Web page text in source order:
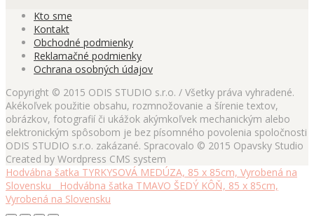
Kto sme
Kontakt
Obchodné podmienky
Reklamačné podmienky
Ochrana osobných údajov
Copyright © 2015 ODIS STUDIO s.r.o. / Všetky práva vyhradené.
Akékoľvek použitie obsahu, rozmnožovanie a šírenie textov,
obrázkov, fotografií či ukážok akýmkoľvek mechanickým alebo
elektronickým spôsobom je bez písomného povolenia spoločnosti
ODIS STUDIO s.r.o. zakázané. Spracovalo © 2015 Opavsky Studio
Created by Wordpress CMS system
Hodvábna šatka TYRKYSOVÁ MEDÚZA, 85 x 85cm, Vyrobená na
Slovensku
Hodvábna šatka TMAVO ŠEDÝ KÔŇ, 85 x 85cm,
Vyrobená na Slovensku